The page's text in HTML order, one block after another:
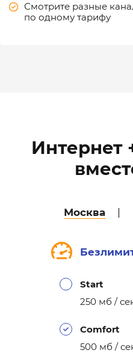
Смотрите разные
по одному тарифу
Москва
Start
250 мб /
500 мб /
Comfort
Интернет